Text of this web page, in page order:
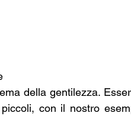
della gentilezza.
con il nostro